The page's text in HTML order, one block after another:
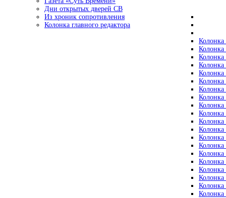
Дни открытых дверей СВ
Из хроник сопротивления
Колонка главного редактора
Колонка
Колонка
Колонка
Колонка
Колонка
Колонка
Колонка
Колонка
Колонка
Колонка
Колонка
Колонка
Колонка
Колонка
Колонка
Колонка
Колонка
Колонка
Колонка
Колонка